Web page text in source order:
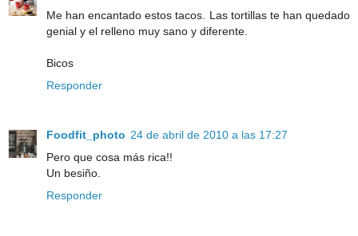
Me han encantado estos tacos. Las tortillas te han quedado
genial y el relleno muy sano y diferente.
Bicos
Responder
Foodfit_photo 24 de abril de 2010 a las 17:27
Pero que cosa más rica!!
Un besiño.
Responder